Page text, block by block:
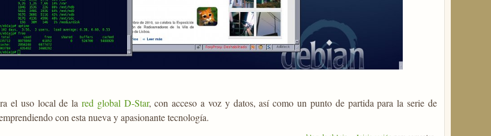
el uso local de la red global D-Star, con acceso a voz y datos, así como un punto de partida para la serie de
con esta nueva y apasionante tecnología.